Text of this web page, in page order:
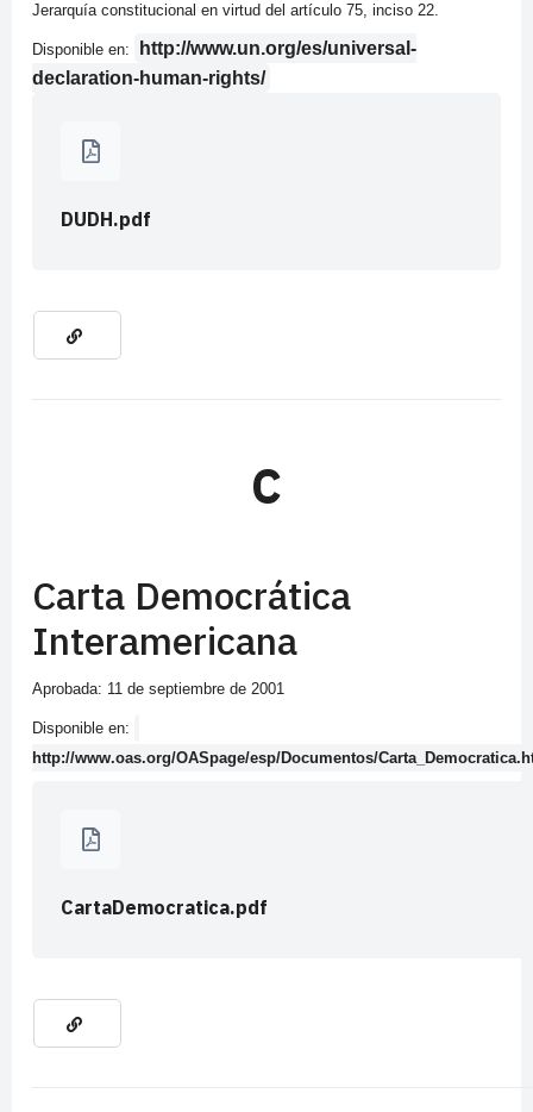
Jerarquía constitucional en virtud del artículo 75, inciso 22.
Disponible en:
http://www.un.org/es/universal-
declaration-human-rights/
DUDH.pdf
C
Carta Democrática
Interamericana
Aprobada: 11 de septiembre de 2001
Disponible en:
http://www.oas.org/OASpage/esp/Documentos/
CartaDemocratica.pdf